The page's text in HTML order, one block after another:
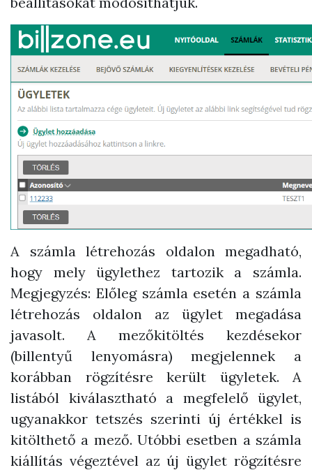
A számla létrehozás oldalon megadható,
hogy mely ügylethez tartozik a számla.
Megjegyzés: Előleg számla esetén a számla
létrehozás oldalon az ügylet megadása
javasolt. A mezőkitöltés kezdésekor
(billentyű lenyomásra) megjelennek a
korábban rögzítésre került ügyletek. A
listából kiválasztható a megfelelő ügylet,
ugyanakkor tetszés szerinti új értékkel is
kitölthető a mező. Utóbbi esetben a számla
kiállítás végeztével az új ügylet rögzítésre